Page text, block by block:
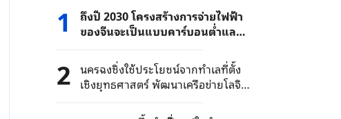
1
ถึงปี 2030 โครงสร้างการจ่ายไฟฟ้า
ของจีนจะเป็นแบบคาร์บอนต่ำและ
เป็นมิตรกับสิ่งแวดล้อม
2 นครฉงชิ่งใช้ประโยชน์จากทำเลที่ตั้ง
เชิงยุทธศาสตร์ พัฒนาเครือข่ายโลจิ
สติกส์แบบครบวงจร